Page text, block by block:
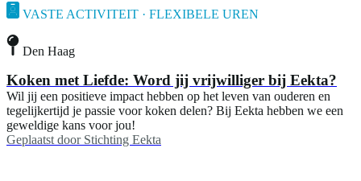
VASTE ACTIVITEIT · FLEXIBELE UREN
Den Haag
Koken met Liefde: Word jij vrijwilliger bij Eekta?
Wil jij een positieve impact hebben op het leven van ouderen en
tegelijkertijd je passie voor koken delen? Bij Eekta hebben we een
geweldige kans voor jou!
Geplaatst door Stichting Eekta